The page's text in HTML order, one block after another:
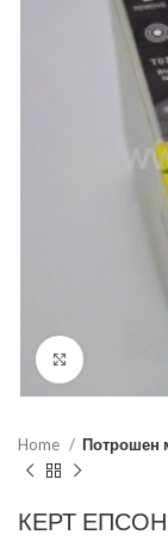
Click to
Home Потрошен
КЕРТ ЕПСОН